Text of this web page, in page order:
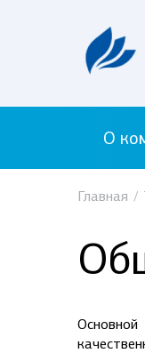
О
Главная /
Основной